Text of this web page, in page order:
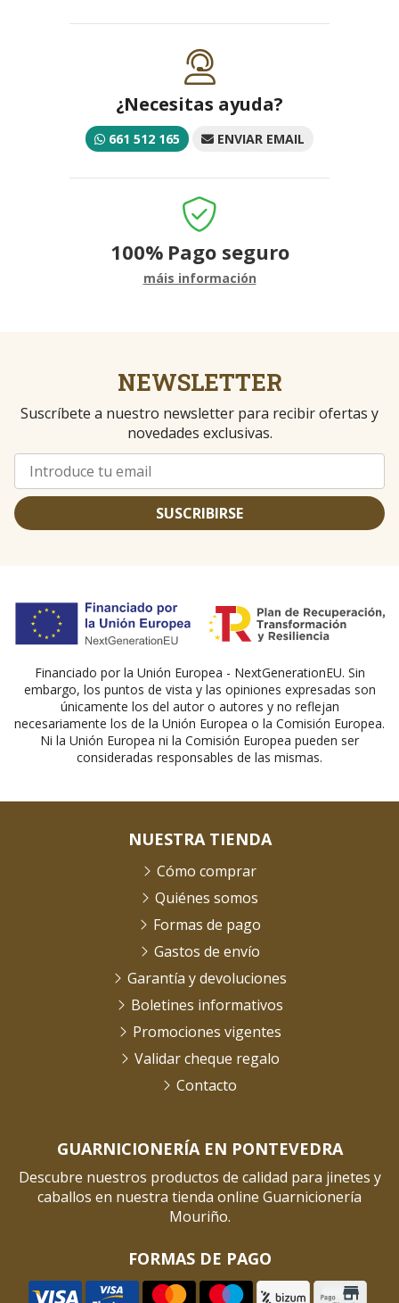
¿Necesitas ayuda?
661 512 165 ENVIAR EMAIL
100% Pago seguro
máis información
NEWSLETTER
Suscríbete a nuestro newsletter para recibir ofertas y
novedades exclusivas.
SUSCRIBIRSE
Financiado por la Unión Europea - NextGenerationEU. Sin
embargo, los puntos de vista y las opiniones expresadas son
únicamente los del autor o autores y no reflejan
necesariamente los de la Unión Europea o la Comisión Europea.
Ni la Unión Europea ni la Comisión Europea pueden ser
consideradas responsables de las mismas.
GUARNICIONERÍA EN PONTEVEDRA
Descubre nuestros productos de calidad para jinetes y
caballos en nuestra tienda online Guarnicionería
Mouriño.
FORMAS DE PAGO
NUESTRA TIENDA
Cómo comprar
Quiénes somos
Formas de pago
Gastos de envío
Garantía y devoluciones
Boletines informativos
Promociones vigentes
Validar cheque regalo
Contacto